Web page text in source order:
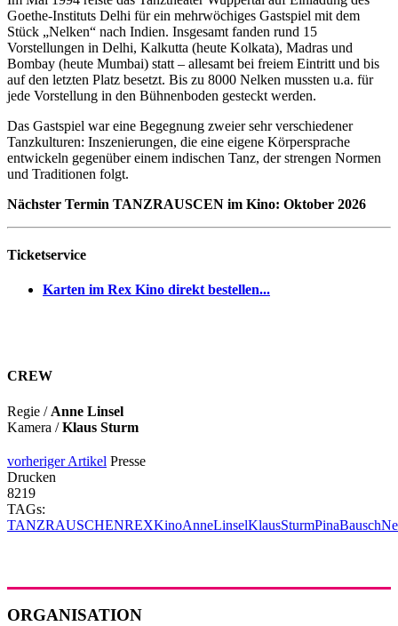
Goethe-Instituts Delhi für ein mehrwöchiges Gastspiel mit dem
Stück „Nelken“ nach Indien. Insgesamt fanden rund 15
Vorstellungen in Delhi, Kalkutta (heute Kolkata), Madras und
Bombay (heute Mumbai) statt – allesamt bei freiem Eintritt und bis
auf den letzten Platz besetzt. Bis zu 8000 Nelken mussten u.a. für
jede Vorstellung in den Bühnenboden gesteckt werden.
Das Gastspiel war eine Begegnung zweier sehr verschiedener
Tanzkulturen: Inszenierungen, die eine eigene Körpersprache
entwickeln gegenüber einem indischen Tanz, der strengen Normen
und Traditionen folgt.
Nächster Termin TANZRAUSCEN im Kino: Oktober 2026
Ticketservice
Karten im Rex Kino direkt bestellen...
CREW
Regie / Anne Linsel
Kamera /Klaus Sturm
vorheriger Artikel Presse
Drucken
8219
TAGs:
TANZRAUSCHENREXKinoAnneLinselKlausSturmPinaBausch
ORGANISATION